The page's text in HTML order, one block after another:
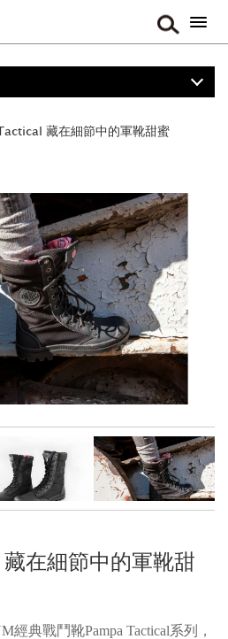
藏在細節中的軍靴甜蜜
在細節中的軍靴甜
典戰鬥靴Pampa Tactical系列，